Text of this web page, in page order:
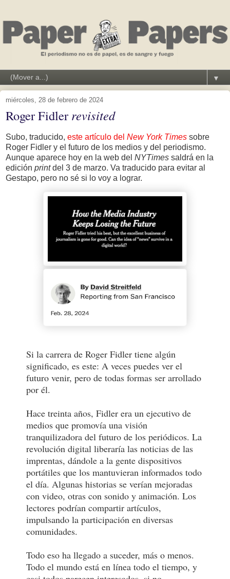
▼
miércoles, 28 de febrero de 2024
Roger Fidler revisited
Subo, traducido, este artículo del New York Times sobre
Roger Fidler y el futuro de los medios y del periodismo.
Aunque aparece hoy en la web del NYTimes saldrá en la
edición printdel 3 de marzo. Va traducido para evitar al
Gestapo, pero no sé si lo voy a lograr.
Si la carrera de Roger Fidler tiene algún
significado, es este: A veces puedes ver el
futuro venir, pero de todas formas ser arrollado
por él.
Hace treinta años, Fidler era un ejecutivo de
medios que promovía una visión
tranquilizadora del futuro de los periódicos. La
revolución digital liberaría las noticias de las
imprentas, dándole a la gente dispositivos
portátiles que los mantuvieran informados todo
el día. Algunas historias se verían mejoradas
con video, otras con sonido y animación. Los
lectores podrían compartir artículos,
impulsando la participación en diversas
comunidades.
Todo eso ha llegado a suceder, más o menos.
Todo el mundo está en línea todo el tiempo, y